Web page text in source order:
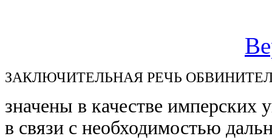
ЗАКЛЮЧИТЕЛЬНАЯ РЕЧЬ
значены в качестве
в связи с необходимостью